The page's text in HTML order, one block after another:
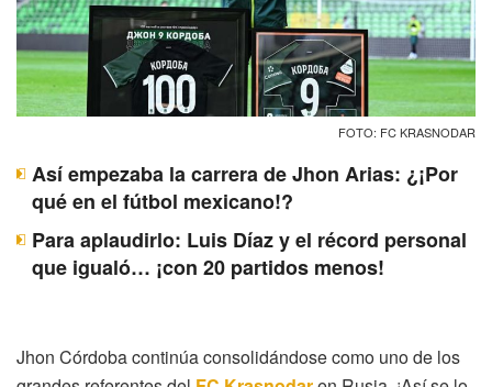
FOTO: FC KRASNODAR
Así empezaba la carrera de Jhon Arias: ¿¡Por
qué en el fútbol mexicano!?
Para aplaudirlo: Luis Díaz y el récord personal
que igualó… ¡con 20 partidos menos!
Jhon Córdoba continúa consolidándose como uno de los